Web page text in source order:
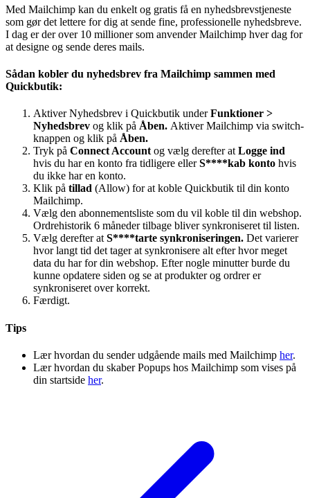
Med Mailchimp kan du enkelt og gratis få en nyhedsbrevstjeneste
som gør det lettere for dig at sende fine, professionelle nyhedsbreve.
I dag er der over 10 millioner som anvender Mailchimp hver dag for
at designe og sende deres mails.
Sådan kobler du nyhedsbrev fra Mailchimp sammen med
Quickbutik:
Aktiver Nyhedsbrev i Quickbutik underFunktioner >
Nyhedsbrev og klik på Åben. Aktiver Mailchimp via switch-
knappen og klik på Åben.
Tryk på Connect Accountog vælg derefter atLogge ind
hvis du har en konto fra tidligere ellerS****kab konto hvis
du ikke har en konto.
Klik på tillad (Allow) for at koble Quickbutik til din konto
Mailchimp.
Vælg den abonnementsliste som du vil koble til din webshop.
Ordrehistorik 6 måneder tilbage bliver synkroniseret til listen.
Vælg derefter atS****tarte synkroniseringen. Det varierer
hvor langt tid det tager at synkronisere alt efter hvor meget
data du har for din webshop. Efter nogle minutter burde du
kunne opdatere siden og se at produkter og ordrer er
synkroniseret over korrekt.
Færdigt.
Tips
Lær hvordan du sender udgående mails med Mailchimp her.
Lær hvordan du skaber Popups hos Mailchimp som vises på
din startside her.